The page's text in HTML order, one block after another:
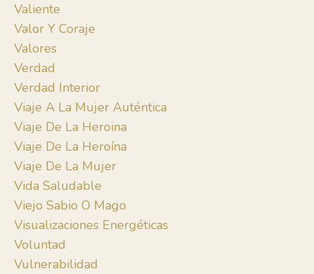
Valiente
Valor Y Coraje
Valores
Verdad
Verdad Interior
Viaje A La Mujer Auténtica
Viaje De La Heroina
Viaje De La Heroína
Viaje De La Mujer
Vida Saludable
Viejo Sabio O Mago
Visualizaciones Energéticas
Voluntad
Vulnerabilidad